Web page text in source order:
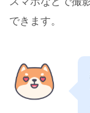
できます。